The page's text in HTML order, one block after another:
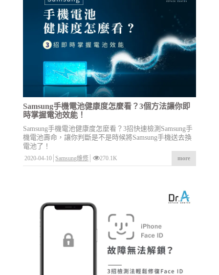
Samsung手機電池健康度怎麼看？3個方法讓你即
時掌握電池效能！
Samsung手機電池健康度怎麼看？3招快速檢測Samsung手
機電池壽命，讓你判斷是不是時候將Samsung手機送去換
電池了！
2020-04-10 Samsung維修 270.1K more